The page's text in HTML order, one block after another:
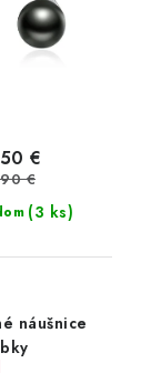
(3 ks)
€
€
náušnice